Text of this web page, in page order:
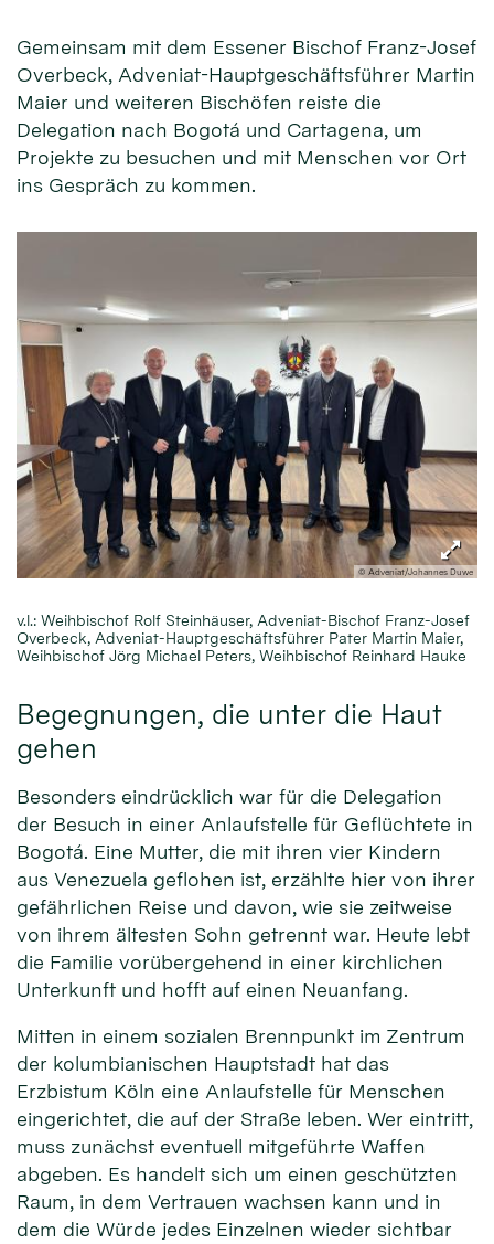
Gemeinsam mit dem Essener Bischof Franz-Josef
Overbeck, Adveniat-Hauptgeschäftsführer Martin
Maier und weiteren Bischöfen reiste die
Delegation nach Bogotá und Cartagena, um
Projekte zu besuchen und mit Menschen vor Ort
ins Gespräch zu kommen.
© Adveniat/Johannes Duwe
v.l.: Weihbischof Rolf Steinhäuser, Adveniat-Bischof Franz-Josef
Overbeck, Adveniat-Hauptgeschäftsführer Pater Martin Maier,
Weihbischof Jörg Michael Peters, Weihbischof Reinhard Hauke
Begegnungen, die unter die Haut
gehen
Besonders eindrücklich war für die Delegation
der Besuch in einer Anlaufstelle für Geflüchtete in
Bogotá. Eine Mutter, die mit ihren vier Kindern
aus Venezuela geflohen ist, erzählte hier von ihrer
gefährlichen Reise und davon, wie sie zeitweise
von ihrem ältesten Sohn getrennt war. Heute lebt
die Familie vorübergehend in einer kirchlichen
Unterkunft und hofft auf einen Neuanfang.
Mitten in einem sozialen Brennpunkt im Zentrum
der kolumbianischen Hauptstadt hat das
Erzbistum Köln eine Anlaufstelle für Menschen
eingerichtet, die auf der Straße leben. Wer eintritt,
muss zunächst eventuell mitgeführte Waffen
abgeben. Es handelt sich um einen geschützten
Raum, in dem Vertrauen wachsen kann und in
dem die Würde jedes Einzelnen wieder sichtbar